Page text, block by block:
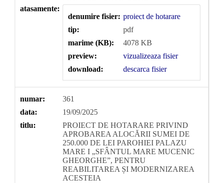
atasamente:
denumire fisier: proiect de hotarare
tip:
pdf
marime (KB):
4078 KB
preview:
vizualizeaza fisier
download:
descarca fisier
numar:
361
data:
19/09/2025
titlu:
PROIECT DE HOTARARE PRIVIND
APROBAREA ALOCĂRII SUMEI DE
250.000 DE LEI PAROHIEI PALAZU
MARE I „SFÂNTUL MARE MUCENIC
GHEORGHE”, PENTRU
REABILITAREA ȘI MODERNIZAREA
ACESTEIA